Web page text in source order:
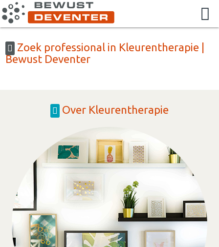
Zoek professional in Kleurentherapie |
Bewust Deventer
Over Kleurentherapie